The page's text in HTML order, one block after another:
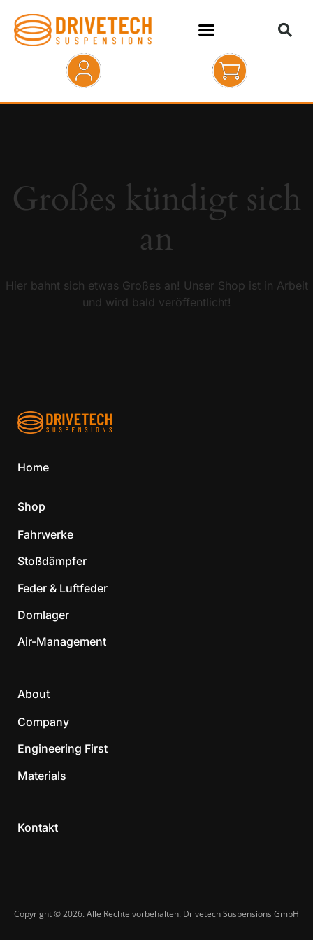
KONTAKT
Großes kündigt sich
an
Hier bahnt sich etwas Großes an! Unser Shop ist in Arbeit
und wird bald veröffentlicht!
Home
Shop
Fahrwerke
Stoßdämpfer
Feder & Luftfeder
Domlager
Air-Management
About
Company
Engineering First
Materials
Kontakt
Copyright © 2026. Alle Rechte vorbehalten. Drivetech Suspensions GmbH​